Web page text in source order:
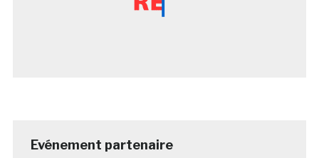
Evénement partenaire